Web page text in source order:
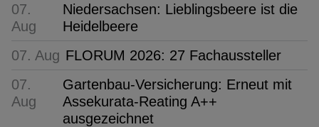
07.
Aug
Niedersachsen: Lieblingsbeere ist die
Heidelbeere
07. Aug FLORUM 2026: 27 Fachaussteller
07.
Aug
Gartenbau-Versicherung: Erneut mit
Assekurata-Reating A++
ausgezeichnet